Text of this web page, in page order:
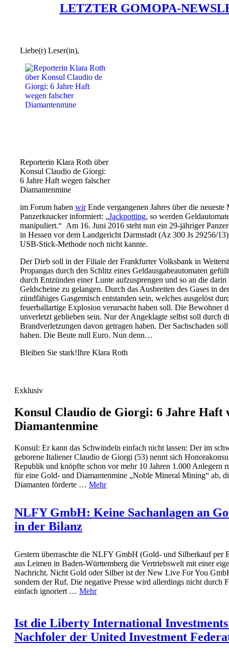
LETZTER GOMOPA-
Liebe(r) Leser(in),
Reporterin Klara Roth über
Konsul Claudio de Giorgi:
6 Jahre Haft wegen falscher
Diamantenmine
im Forum haben wirEnde vergangenen Jahres über die neueste
Panzerknacker informiert: „Jackpotting, so werden
manipuliert.“ Am 16. Juni 2016 steht nun ein 29-jähriger
in Hessen vor dem Landgericht Darmstadt (Az 300 Js 29256/
USB-Stick-Methode noch nicht kannte.
Der Dieb soll in der Filiale der Frankfurter Volksbank in
Propangas durch den Schlitz eines Geldausgabeautomaten
durch Entzünden einer Lunte aufzusprengen und so an die
Geldscheine zu gelangen. Durch das Ausbreiten des Gases in
zündfähiges Gasgemisch entstanden sein, welches ausgelöst
feuerballartige Explosion verursacht haben soll. Die Bewohner
unverletzt geblieben sein. Nur der Angeklagte selbst soll durch
Brandverletzungen davon getragen haben. Der Sachschaden
haben. Die Beute null Euro. Nun denn…
Bleiben Sie stark!Ihre Klara Roth
Exklusiv
Konsul Claudio de Giorgi: 6 Jahre Haft
Diamantenmine
Konsul: Er kann das Schwindeln einfach nicht lassen: Der im
geborene Italiener Claudio de Giorgi (53) nennt sich
Republik und knöpfte schon vor mehr 10 Jahren 1.000 Anlegern
für eine Gold- und Diamantenmine „Noble Mineral Mining“ ab,
Diamanten förderte … Mehr
NLFY GmbH: Keine Sachanlagen an
in der Bilanz
Gestern überraschte die NLFY GmbH (Gold- und Silberkauf per
aus Leimen in Baden-Württemberg die Vertriebswelt mit einer
Nachricht. Nicht Gold oder Silber ist der New Live For You
sondern der Ruf. Die negative Presse wird allerdings nicht durch
einfach ignoriert … Mehr
Ist die Liberty International
Nachfoler der United Investment